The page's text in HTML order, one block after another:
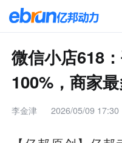
微信小店618
100%，商家
李金津 2026/05/09 17:30